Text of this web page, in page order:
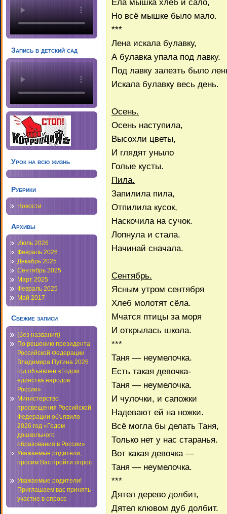
Запись в детский сад
Урок на всю жизнь
Рубрики
Новости
Архивы
Июль 2026
Февраль 2026
Декабрь 2025
Сентябрь 2025
Март 2025
Февраль 2025
Май 2017
Свежие записи
(без названия)
По решению президента
Российской Федерации
Владимира Путина 2026
год объявлен «Годом
единства народов
России»
Министерство
просвещения Российской
Федерации объявило
2026 год «Годом
дошкольного
образования в России»
Уважаемые родители,
просим Вас пройти опрос
:
Уважаемые родители!
Приглашаем вас принять
участие в опросе
Ела мышка хлеб и сало,
Но всё мышке было мало.
***
Лена искала булавку,
А булавка упала под лавку.
Под лавку залезть было
Искала булавку весь день.
Осень.
Осень наступила,
Высохли цветы,
И глядят уныло
Голые кусты.
Пила.
Запилила пила,
Отпилила кусок,
Наскочила на сучок.
Лопнула и стала.
Начинай сначала.
Сентябрь.
Ясным утром сентября
Хлеб молотят сёла.
Мчатся птицы за моря
И открылась школа.
***
Таня — неумелочка.
Есть такая девочка-
Таня — неумелочка.
И чулочки, и сапожки
Надевают ей на ножки.
Всё могла бы делать Таня,
Только нет у нас старанья.
Вот какая девочка —
Таня — неумелочка.
***
Дятел дерево долбит,
Дятел клювом дуб долбит.